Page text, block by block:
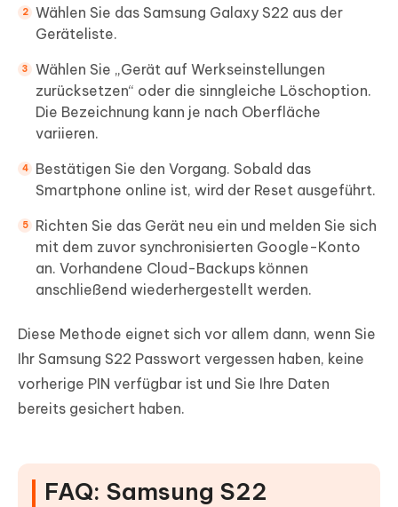
Wählen Sie das Samsung Galaxy S22 aus der
Geräteliste.
Wählen Sie „Gerät auf Werkseinstellungen
zurücksetzen“ oder die sinngleiche Löschoption.
Die Bezeichnung kann je nach Oberfläche
variieren.
Bestätigen Sie den Vorgang. Sobald das
Smartphone online ist, wird der Reset ausgeführt.
Richten Sie das Gerät neu ein und melden Sie sich
mit dem zuvor synchronisierten Google-Konto
an. Vorhandene Cloud-Backups können
anschließend wiederhergestellt werden.
Diese Methode eignet sich vor allem dann, wenn Sie
Ihr Samsung S22 Passwort vergessen haben, keine
vorherige PIN verfügbar ist und Sie Ihre Daten
bereits gesichert haben.
FAQ: Samsung S22